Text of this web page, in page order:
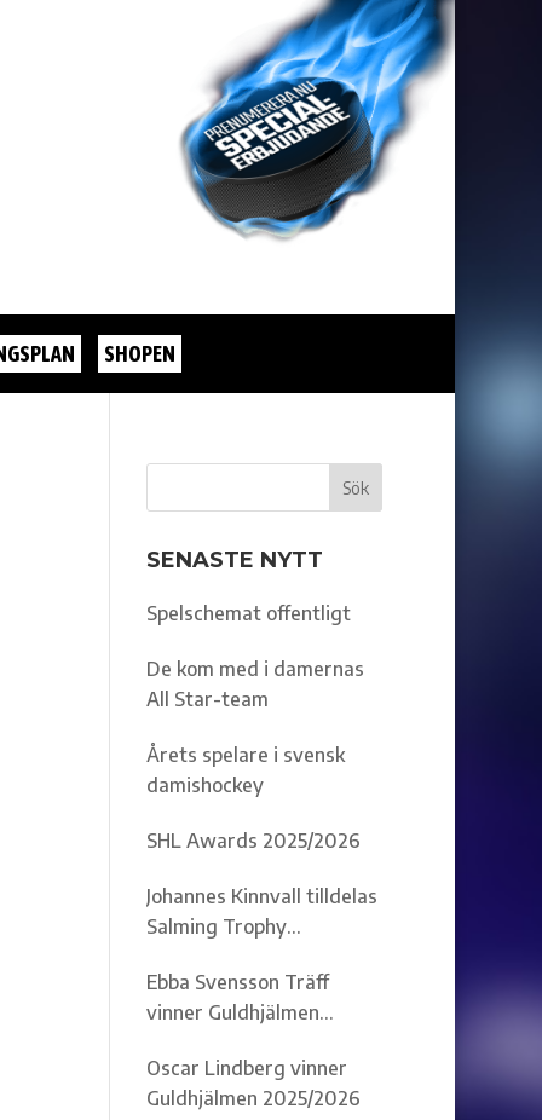
SHOPEN
SENASTE NYTT
Spelschemat offentligt
De kom med i damernas
All Star-team
Årets spelare i svensk
damishockey
SHL Awards 2025/2026
Johannes Kinnvall tilldelas
Salming Trophy
Ebba Svensson Träff
vinner Guldhjälmen
Oscar Lindberg vinner
Guldhjälmen 2025/2026